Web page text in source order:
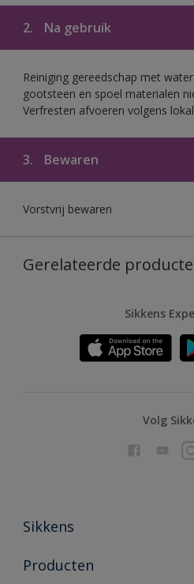
2. Na gebruik
Reiniging gereedschap met
gootsteen en spoel materialen
Verfresten afvoeren volgens
3. Bewaren
Vorstvrij bewaren
Gerelateerde
Sikkens
Volg
Sikkens
Over Sikkens
Producten